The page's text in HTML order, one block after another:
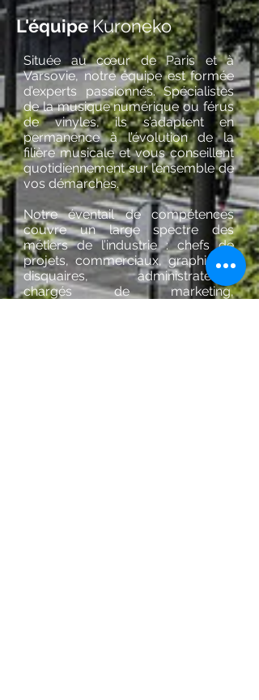
L'équipeKuroneko
Située au cœur de Paris et à
Varsovie, notre équipe est formée
d’experts passionnés. Spécialistes
de la musique numérique ou férus
de vinyles, ils s’adaptent en
permanence à l’évolution de la
filière musicale et vous conseillent
quotidiennement sur l’ensemble de
vos démarches.
Notre éventail de compétences
couvre un large spectre des
métiers de l’industrie : chefs de
projets, commerciaux, graphistes,
disquaires, administrateurs,
chargés de marketing,